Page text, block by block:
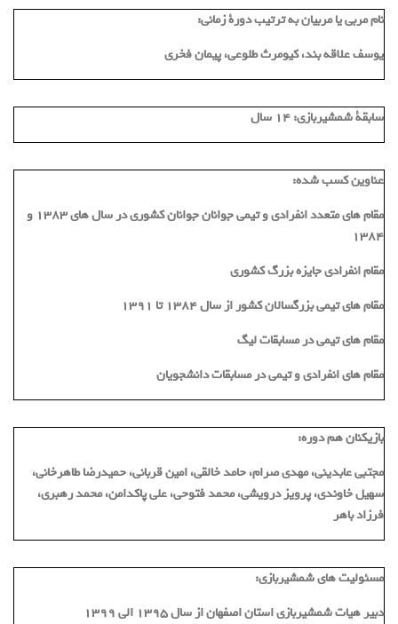
نام مربی یا مربیان به ترتیب دورة زمانی:
یوسف علاقه بند، کیومرث طلوعی، پیمان فخری
سابقة شمشیربازی:14 سال
عناوین کسب شده:
مقام های متعدد انفرادی و تیمی جوانان جوانان کشوری در سال های ۱۳۸۳ و
۱۳۸۴
مقام انفرادی جایزه بزرگ کشوری
مقام های تیمی بزرگسالان کشور از سال ۱۳۸۴ تا ۱۳۹۱
مقام های تیمی در مسابقات لیگ
مقام های انفرادی و تیمی در مسابقات دانشجویان
بازیکنان هم دوره:
مجتبی عابدینی، مهدی صرام، حامد خالقی، امین قربانی، حمیدرضا طاهرخانی،
سهیل خاوندی، پرویز درویشی، محمد فتوحی، علی پاکدامن، محمد رهبری،
فرزاد باهر
مسئولیت های شمشیربازی:
دبیر هیات شمشیربازی استان اصفهان از سال ۱۳۹۵ الی ۱۳۹۹